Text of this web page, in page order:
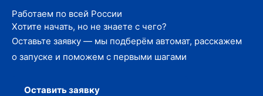
Работаем по всей России
Хотите начать, но не знаете с чего?
Оставьте заявку — мы подберём автомат, расскажем
о запуске и поможем с первыми шагами
Оставить заявку